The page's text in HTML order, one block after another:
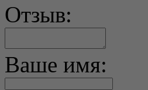
Отзыв:
Ваше имя: